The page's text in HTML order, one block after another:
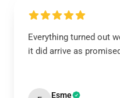
Everything turned out
it did arrive as
Esme